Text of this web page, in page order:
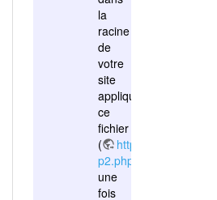
la
racine
de
votre
site
appliquer
ce
fichier
(
http://
p2.php
une
fois